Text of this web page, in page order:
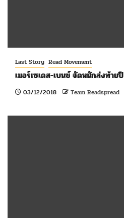
Last Story Read Movement
เมอร์เซเดส-เบนซ์ จัดหนักส่งท้ายปี
03/12/2018 Team Readspread